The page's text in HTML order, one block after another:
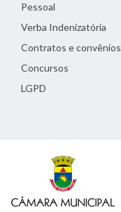
Pessoal
Verba Indenizatória
Contratos e convênios
Concursos
LGPD